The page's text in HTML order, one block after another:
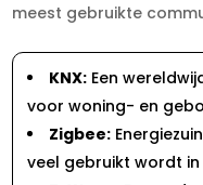
meest gebruikte
KNX: Een
voor woning- en
Zigbee:
veel gebruikt wordt